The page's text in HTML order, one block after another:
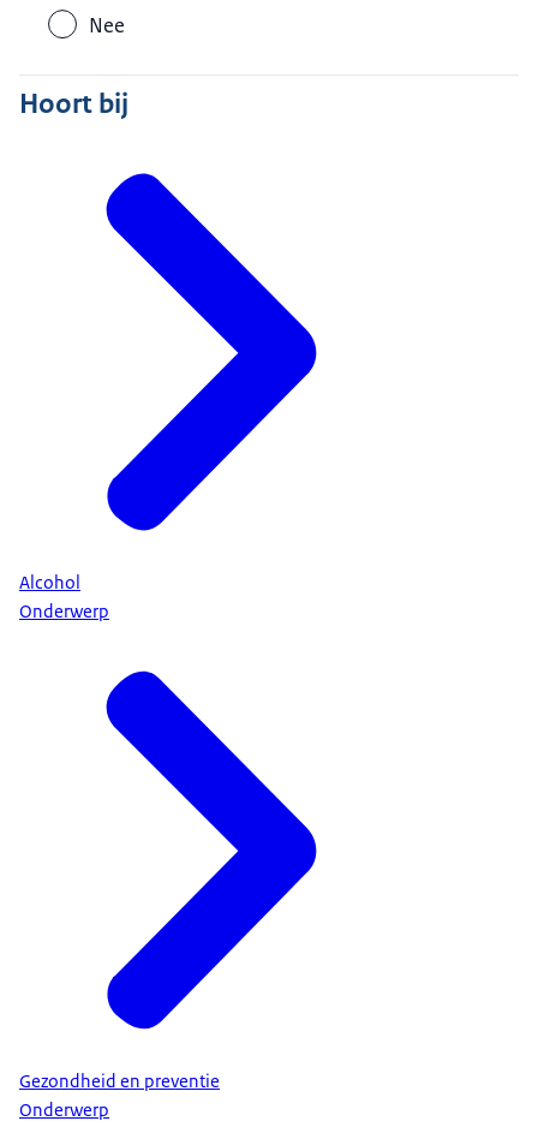
Nee
Hoort bij
Alcohol
Onderwerp
Gezondheid en preventie
Onderwerp